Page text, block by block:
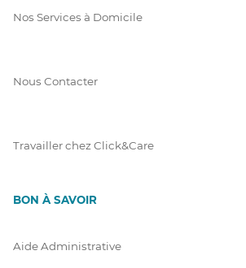
Nos Services à Domicile
Nous Contacter
Travailler chez Click&Care
BON À SAVOIR
Aide Administrative